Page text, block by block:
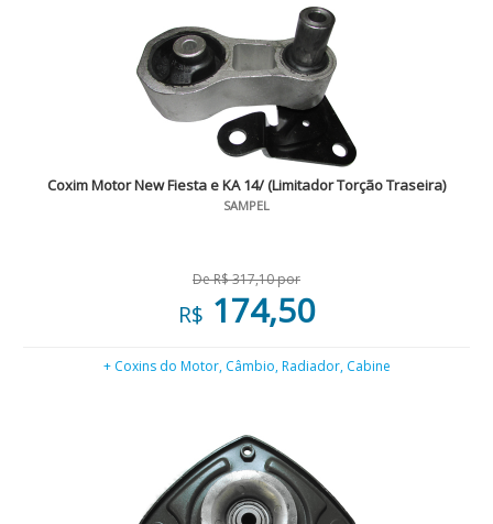
Coxim Motor New Fiesta e KA 14/ (Limitador Torção Traseira)
SAMPEL
De R$ 317,10 por
R$ 174,50
+ Coxins do Motor, Câmbio, Radiador, Cabine